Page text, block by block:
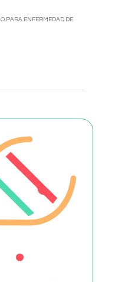
PARA ENFERMEDAD DE